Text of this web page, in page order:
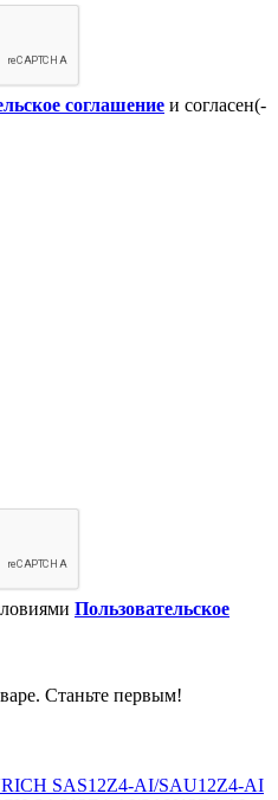
соглашение и согласен(-
Пользовательское
Станьте первым!